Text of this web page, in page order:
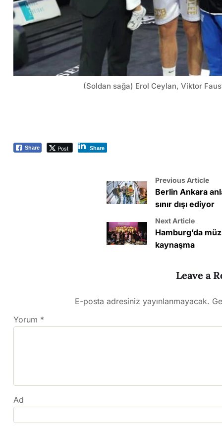
(Soldan sağa) Erol Ceylan, Viktor
Share Post Share
Previous Article
Berlin Ankara
sınır dışı ediyor
Next Article
Hamburg’da
kaynaşma
Leave a
E-posta adresiniz yayınlanmayacak.
Yorum *
Ad